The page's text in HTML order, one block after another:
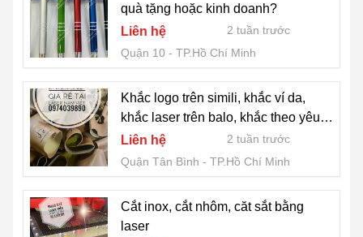
quà tặng hoặc kinh doanh?
Liên hệ
2 tuần trước
Quận 10
TP.Hồ Chí Minh
Khắc logo trên simili, khắc ví da,
khắc laser trên balo, khắc theo yêu
cầu trên túi xách
Liên hệ
2 tuần trước
Quận Tân Bình
TP.Hồ Chí Minh
Cắt inox, cắt nhôm, căt sắt bằng
laser